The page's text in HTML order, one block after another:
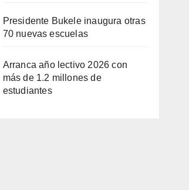
Presidente Bukele inaugura otras
70 nuevas escuelas
Arranca año lectivo 2026 con
más de 1.2 millones de
estudiantes